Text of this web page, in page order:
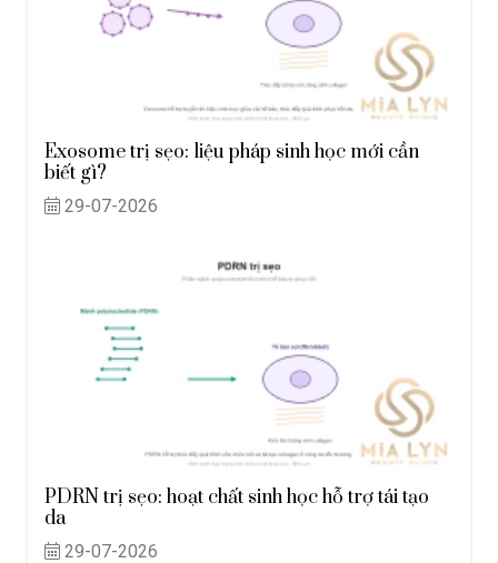
Exosome trị sẹo: liệu pháp sinh học mới cần
biết gì?
29-07-2026
PDRN trị sẹo: hoạt chất sinh học hỗ trợ tái tạo
da
29-07-2026